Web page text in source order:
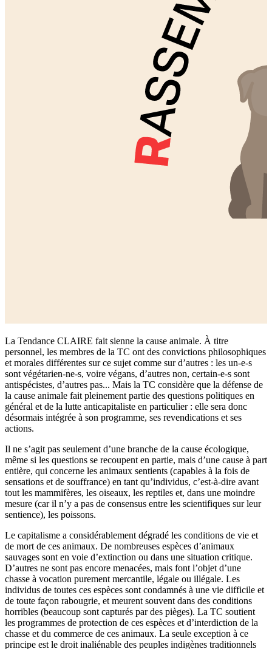
La Tendance CLAIRE fait sienne la cause animale. À titre
personnel, les membres de la TC ont des convictions philosophiques
et morales différentes sur ce sujet comme sur d’autres : les un-e-s
sont végétarien-ne-s, voire végans, d’autres non, certain-e-s sont
antispécistes, d’autres pas... Mais la TC considère que la défense de
la cause animale fait pleinement partie des questions politiques en
général et de la lutte anticapitaliste en particulier : elle sera donc
désormais intégrée à son programme, ses revendications et ses
actions.
Il ne s’agit pas seulement d’une branche de la cause écologique,
même si les questions se recoupent en partie, mais d’une cause à part
entière, qui concerne les animaux sentients (capables à la fois de
sensations et de souffrance) en tant qu’individus, c’est-à-dire avant
tout les mammifères, les oiseaux, les reptiles et, dans une moindre
mesure (car il n’y a pas de consensus entre les scientifiques sur leur
sentience), les poissons.
Le capitalisme a considérablement dégradé les conditions de vie et
de mort de ces animaux. De nombreuses espèces d’animaux
sauvages sont en voie d’extinction ou dans une situation critique.
D’autres ne sont pas encore menacées, mais font l’objet d’une
chasse à vocation purement mercantile, légale ou illégale. Les
individus de toutes ces espèces sont condamnés à une vie difficile et
de toute façon rabougrie, et meurent souvent dans des conditions
horribles (beaucoup sont capturés par des pièges). La TC soutient
les programmes de protection de ces espèces et d’interdiction de la
chasse et du commerce de ces animaux. La seule exception à ce
principe est le droit inaliénable des peuples indigènes traditionnels